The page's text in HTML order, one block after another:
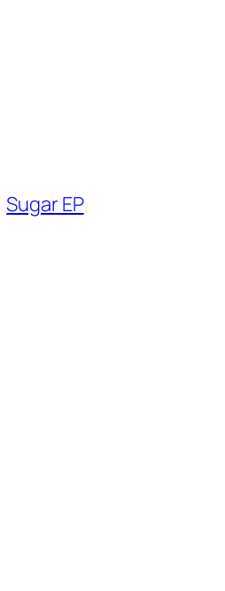
Sugar EP